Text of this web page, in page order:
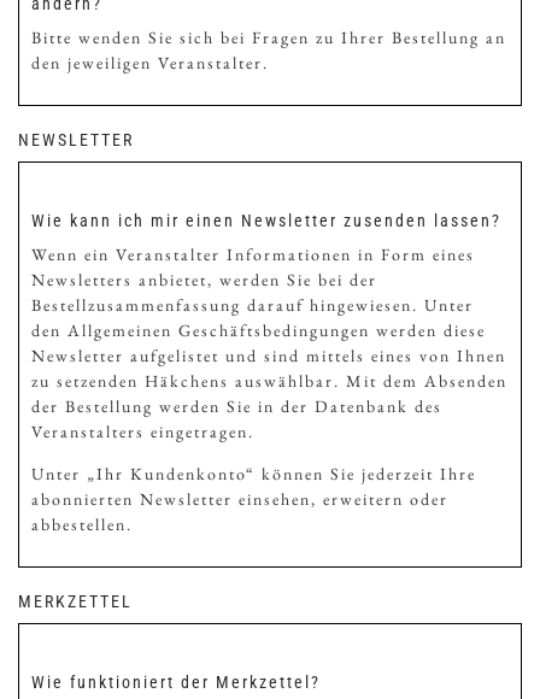
Bitte wenden Sie sich bei Fragen zu Ihrer Bestellung an
den jeweiligen Veranstalter.
NEWSLETTER
Wie kann ich mir einen Newsletter zusenden lassen?
Wenn ein Veranstalter Informationen in Form eines
Newsletters anbietet, werden Sie bei der
Bestellzusammenfassung darauf hingewiesen. Unter
den Allgemeinen Geschäftsbedingungen werden diese
Newsletter aufgelistet und sind mittels eines von Ihnen
zu setzenden Häkchens auswählbar. Mit dem Absenden
der Bestellung werden Sie in der Datenbank des
Veranstalters eingetragen.
Unter „Ihr Kundenkonto“ können Sie jederzeit Ihre
abonnierten Newsletter einsehen, erweitern oder
abbestellen.
MERKZETTEL
Wie funktioniert der Merkzettel?